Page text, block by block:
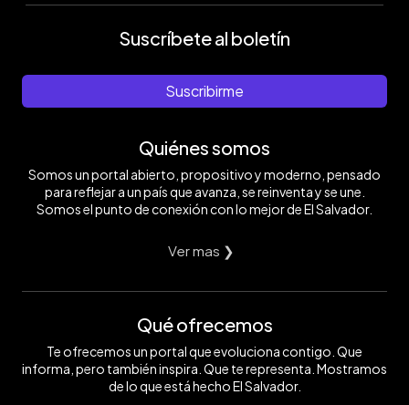
Suscríbete al boletín
Suscribirme
Quiénes somos
Somos un portal abierto, propositivo y moderno, pensado
para reflejar a un país que avanza, se reinventa y se une.
Somos el punto de conexión con lo mejor de El Salvador.
Ver mas ❯
Qué ofrecemos
Te ofrecemos un portal que evoluciona contigo. Que
informa, pero también inspira. Que te representa. Mostramos
de lo que está hecho El Salvador.